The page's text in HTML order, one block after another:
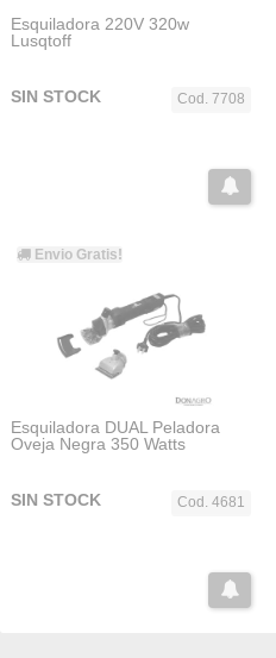
Esquiladora 220V 320w
Lusqtoff
Cod. 7708
SIN STOCK
Envio Gratis!
Esquiladora DUAL Peladora
Oveja Negra 350 Watts
Cod. 4681
SIN STOCK